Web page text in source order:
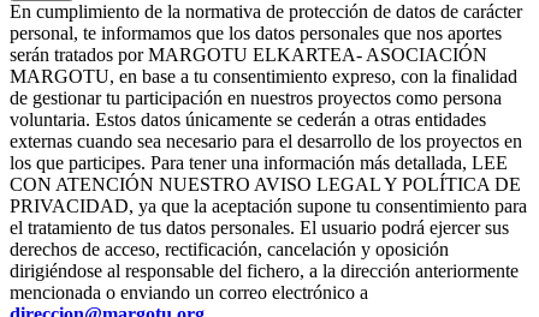
En cumplimiento de la normativa de protección de datos de carácter
personal, te informamos que los datos personales que nos aportes
serán tratados por MARGOTU ELKARTEA- ASOCIACIÓN
MARGOTU, en base a tu consentimiento expreso, con la finalidad
de gestionar tu participación en nuestros proyectos como persona
voluntaria. Estos datos únicamente se cederán a otras entidades
externas cuando sea necesario para el desarrollo de los proyectos en
los que participes. Para tener una información más detallada, LEE
CON ATENCIÓN NUESTRO AVISO LEGAL Y POLÍTICA DE
PRIVACIDAD, ya que la aceptación supone tu consentimiento para
el tratamiento de tus datos personales. El usuario podrá ejercer sus
derechos de acceso, rectificación, cancelación y oposición
dirigiéndose al responsable del fichero, a la dirección anteriormente
mencionada o enviando un correo electrónico a